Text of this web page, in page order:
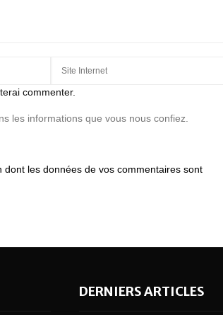
commenter.
les informations que vous nous confiez.
dont les données de vos commentaires sont
DERNIERS ARTICLES